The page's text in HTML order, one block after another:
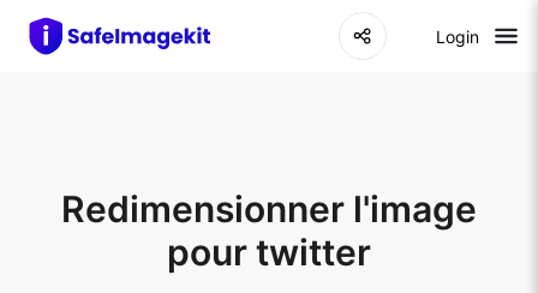
Login
Redimensionner l'image
pour twitter